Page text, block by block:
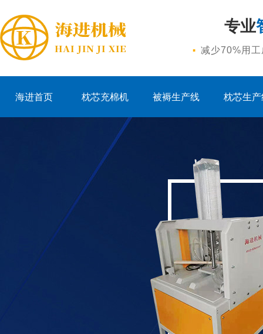
专业
· 减少70%用
海进首页 枕芯充棉机 被褥生产线 枕芯生产